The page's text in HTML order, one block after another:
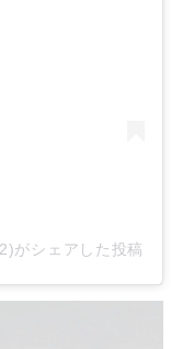
がシェアした投稿